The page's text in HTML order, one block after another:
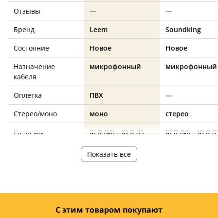
Отзывы —
—
Бренд
Leem
Soundking
Состояние
Новое
Новое
Назначение
кабеля
микрофонный микрофонный
Оплетка ПВХ
—
Стерео/моно
моно
стерео
Разъемы
XLR (M) – XLR (F)
XLR (M) – XLR
5
производства
Показать все
С этим товаром покупают